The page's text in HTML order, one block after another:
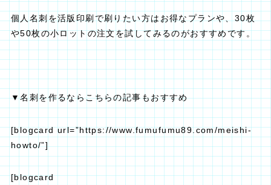
個人名刺を活版印刷で刷りたい方はお得なプランや、30枚
や50枚の小ロットの注文を試してみるのがおすすめです。
▼名刺を作るならこちらの記事もおすすめ
[blogcard url=”https://www.fumufumu89.com/meishi-
howto/”]
[blogcard